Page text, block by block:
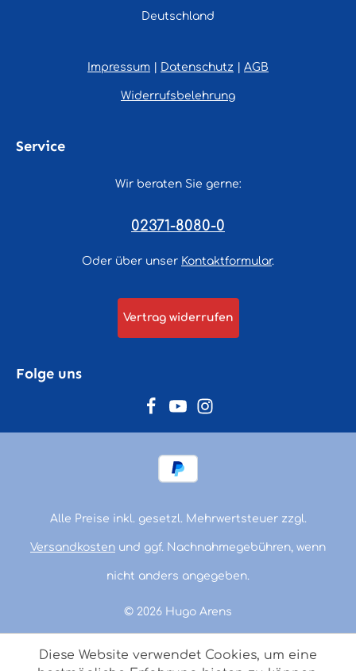
Deutschland
Impressum Datenschutz AGB
Widerrufsbelehrung
Service
Wir beraten Sie gerne:
02371-8080-0
Oder über unser Kontaktformular.
Vertrag widerrufen
Folge uns
© 2026 Hugo Arens
Alle Preise inkl. gesetzl. Mehrwertsteuer zzgl.
Versandkosten und ggf. Nachnahmegebühren, wenn
nicht anders angegeben.
Diese Website verwendet Cookies, um eine